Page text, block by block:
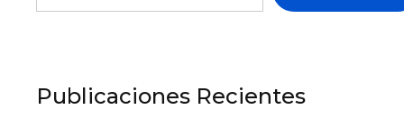
Publicaciones Recientes